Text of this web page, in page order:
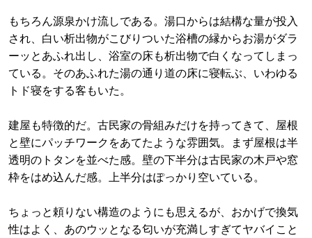
もちろん源泉かけ流しである。湯口からは結構な量が投入
され、白い析出物がこびりついた浴槽の縁からお湯がダラ
ーッとあふれ出し、浴室の床も析出物で白くなってしまっ
ている。そのあふれた湯の通り道の床に寝転ぶ、いわゆる
トド寝をする客もいた。
建屋も特徴的だ。古民家の骨組みだけを持ってきて、屋根
と壁にパッチワークをあてたような雰囲気。まず屋根は半
透明のトタンを並べた感。壁の下半分は古民家の木戸や窓
枠をはめ込んだ感。上半分はぽっかり空いている。
ちょっと頼りない構造のようにも思えるが、おかげで換気
性はよく、あのウッとなる匂いが充満しすぎてヤバイこと